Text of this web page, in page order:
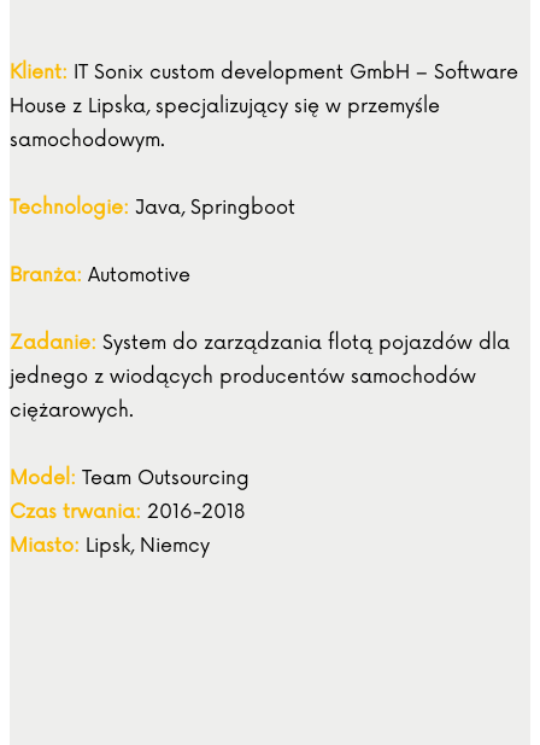
Klient: IT Sonix custom development GmbH – Software
House z Lipska, specjalizujący się w przemyśle
samochodowym.
Technologie: Java, Springboot
Branża: Automotive
Zadanie: System do zarządzania flotą pojazdów dla
jednego z wiodących producentów samochodów
ciężarowych.
Model: Team Outsourcing
Czas trwania: 2016-2018
Miasto: Lipsk, Niemcy